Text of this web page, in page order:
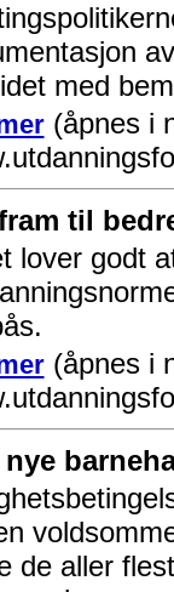
med
(åpnes i
til
lover godt
(åpnes i
nye
de aller